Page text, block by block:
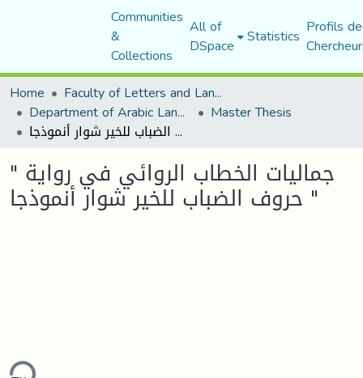
Communities
&
Collections
All of
DSpace Statistics Profils
Home
Faculty of Letters and Languages
Department of Arabic Language and Literature Master Thesis
جماليات الخطاب الروائي في رواية " حروف الضباب للخير شوار أنموذجا "
جماليات الخطاب الروائي في رواية "
حروف الضباب للخير شوار أنموذجا "